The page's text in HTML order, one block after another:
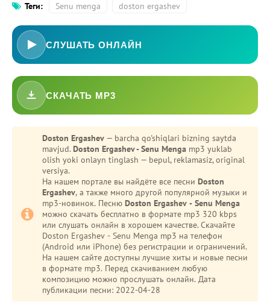
Теги: Senu menga doston ergashev
СЛУШАТЬ ОНЛАЙН
СКАЧАТЬ MP3
Doston Ergashev — barcha qo'shiqlari bizning saytda
mavjud. Doston Ergashev - Senu Menga mp3 yuklab
olish yoki onlayn tinglash — bepul, reklamasiz, original
versiya.
На нашем портале вы найдёте все песни Doston
Ergashev, а также много другой популярной музыки и
mp3-новинок. Песню Doston Ergashev - Senu Menga
можно скачать бесплатно в формате mp3 320 kbps
или слушать онлайн в хорошем качестве. Скачайте
Doston Ergashev - Senu Menga mp3 на телефон
(Android или iPhone) без регистрации и ограничений.
На нашем сайте доступны лучшие хиты и новые песни
в формате mp3. Перед скачиванием любую
композицию можно прослушать онлайн. Дата
публикации песни: 2022-04-28